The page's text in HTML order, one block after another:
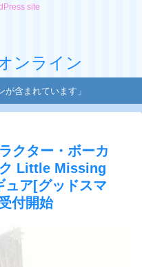
site
ンライン
が含まれています」
クター・ボーカ
Little Missing
ア[グッドスマ
付開始